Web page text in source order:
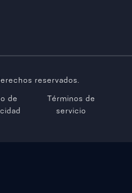
reservados.
de
Términos de
servicio